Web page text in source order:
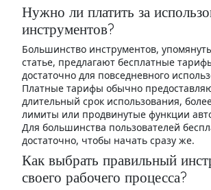
Нужно ли платить за
инструментов?
Большинство инструментов,
статье, предлагают бесплатные
достаточно для повседневного
Платные тарифы обычно
длительный срок использования,
лимиты или продвинутые функции
Для большинства пользователей
достаточно, чтобы начать сразу же.
Как выбрать правильный
своего рабочего процесса?